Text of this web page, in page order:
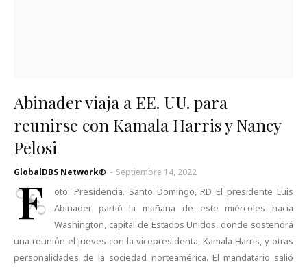
Abinader viaja a EE. UU. para
reunirse con Kamala Harris y Nancy
Pelosi
GlobalDBS Network® - Septiembre 14, 2022
F
oto: Presidencia. Santo Domingo, RD El presidente Luis
Abinader partió la mañana de este miércoles hacia
Washington, capital de Estados Unidos, donde sostendrá
una reunión el jueves con la vicepresidenta, Kamala Harris, y otras
personalidades de la sociedad norteamérica. El mandatario salió